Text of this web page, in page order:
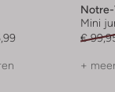
Mini
€
+